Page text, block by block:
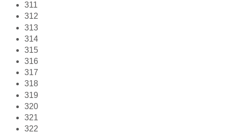
311
312
313
314
315
316
317
318
319
320
321
322